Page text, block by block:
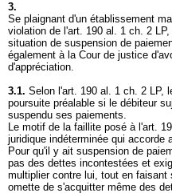
3.
Se plaignant d'un établissement
violation de l'art. 190 al. 1 ch. 2 LP,
situation de suspension de
également à la Cour de justice
d'appréciation.
3.1. Selon l'art. 190 al. 1 ch. 2 LP,
poursuite préalable si le débiteur
suspendu ses paiements.
Le motif de la faillite posé à l'art.
juridique indéterminée qui accorde
Pour qu'il y ait suspension de
pas des dettes incontestées et
multiplier contre lui, tout en
omette de s'acquitter même des